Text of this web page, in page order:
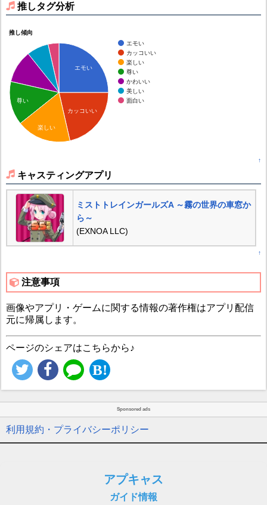
推しタグ分析
推し傾向
エモい
カッコいい
楽しい
尊い
かわいい
美しい
面白い
エモい
カッコいい
尊い
楽しい
↑
キャスティングアプリ
ミストトレインガールズA ～霧の世界の車窓か
ら～
(EXNOA LLC)
↑
注意事項
画像やアプリ・ゲームに関する情報の著作権はアプリ配信
元に帰属します。
ページのシェアはこちらから♪
Sponsored ads
利用規約・プライバシーポリシー
アプキャス
ガイド情報